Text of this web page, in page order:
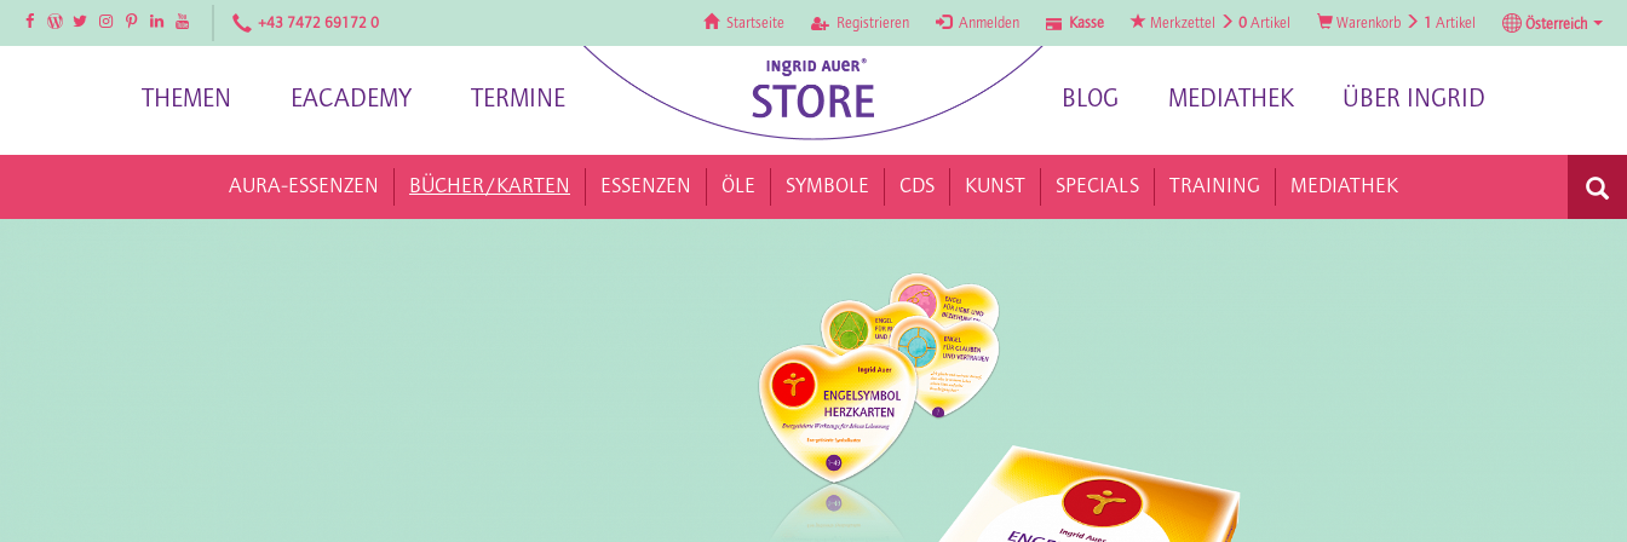
FacebookFacebookTwitterInstagramPinterestLinkedInYouTube +43 7472 69172 0 Startseite Registrieren Anmelden Kasse Merkzettel 0 Artikel Warenkorb 1 Artikel Österreich
THEMEN EACADEMY TERMINE BLOG MEDIATHEK ÜBER INGRID
AURA-ESSENZEN BÜCHER/KARTEN ESSENZEN ÖLE SYMBOLE CDS KUNST SPECIALS TRAINING MEDIATHEK